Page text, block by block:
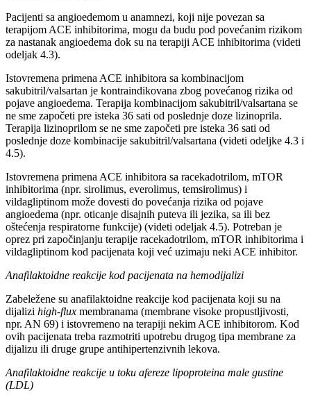
Pacijenti sa angioedemom u anamnezi, koji nije povezan sa
terapijom ACE inhibitorima, mogu da budu pod povećanim rizikom
za nastanak angioedema dok su na terapiji ACE inhibitorima (videti
odeljak 4.3).
Istovremena primena ACE inhibitora sa kombinacijom
sakubitril/valsartan je kontraindikovana zbog povećanog rizika od
pojave angioedema. Terapija kombinacijom sakubitril/valsartana se
ne sme započeti pre isteka 36 sati od poslednje doze lizinoprila.
Terapija lizinoprilom se ne sme započeti pre isteka 36 sati od
poslednje doze kombinacije sakubitril/valsartana (videti odeljke 4.3 i
4.5).
Istovremena primena ACE inhibitora sa racekadotrilom, mTOR
inhibitorima (npr. sirolimus, everolimus, temsirolimus) i
vildagliptinom može dovesti do povećanja rizika od pojave
angioedema (npr. oticanje disajnih puteva ili jezika, sa ili bez
oštećenja respiratorne funkcije) (videti odeljak 4.5). Potreban je
oprez pri započinjanju terapije racekadotrilom, mTOR inhibitorima i
vildagliptinom kod pacijenata koji već uzimaju neki ACE inhibitor.
Anafilaktoidne reakcije kod pacijenata na hemodijalizi
Zabeležene su anafilaktoidne reakcije kod pacijenata koji su na
dijalizi high-flux membranama (membrane visoke propustljivosti,
npr. AN 69) i istovremeno na terapiji nekim ACE inhibitorom. Kod
ovih pacijenata treba razmotriti upotrebu drugog tipa membrane za
dijalizu ili druge grupe antihipertenzivnih lekova.
Anafilaktoidne reakcije u toku afereze lipoproteina male gustine
(LDL)